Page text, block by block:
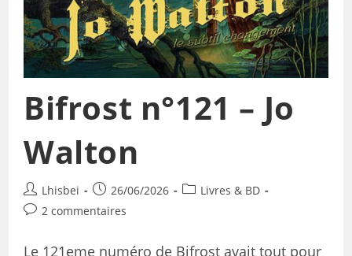
Bifrost n°121 – Jo
Walton
Lhisbei 26/06/2026
Livres & BD
2 commentaires
Le 121eme numéro de Bifrost avait tout pour